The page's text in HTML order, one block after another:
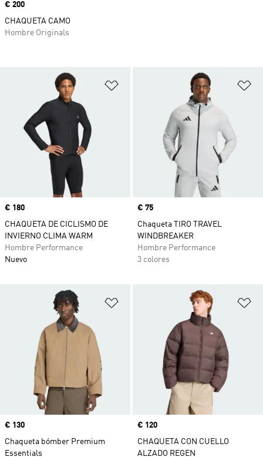
Añadir a la lista de deseos
Precio
€ 180
CHAQUETA DE CICLISMO DE
INVIERNO CLIMA WARM
Hombre Performance
Nuevo
Precio
€ 75
Chaqueta TIRO TRAVEL
WINDBREAKER
Hombre Performance
3 colores
Añadir a la lista de deseos
Precio
€ 130
Chaqueta bómber Premium
Essentials
Precio
€ 120
CHAQUETA CON CUELLO
ALZADO REGEN
Precio
€ 200
CHAQUETA CAMO
Hombre Originals